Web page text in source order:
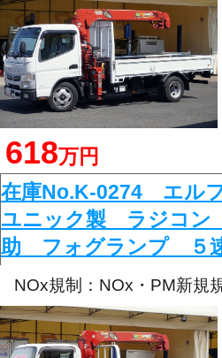
618万円
在庫No.K-0274 エル
ユニック製 ラジコ
助 フォグランプ ５速
NOx規制：NOx・PM新規